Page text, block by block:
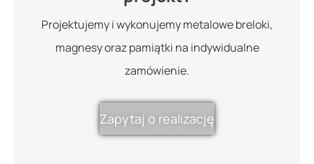
Projektujemy i wykonujemy metalowe breloki,
magnesy oraz pamiątki na indywidualne
zamówienie.
Zapytaj o realizację